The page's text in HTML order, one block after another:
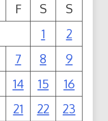
F S
S
1
2
7 8
9
14 15
16
21 22
23